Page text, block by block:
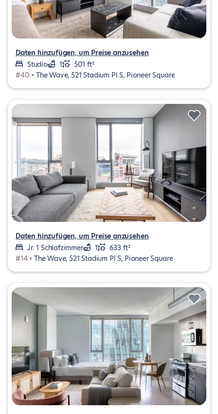
Daten hinzufügen, um Preise anzusehen
Studio
1
501 ft²
#40 • The Wave, 521 Stadium Pl S, Pioneer Square
Daten hinzufügen, um Preise anzusehen
Jr. 1 Schlafzimmer
1
633 ft²
#14 • The Wave, 521 Stadium Pl S, Pioneer Square